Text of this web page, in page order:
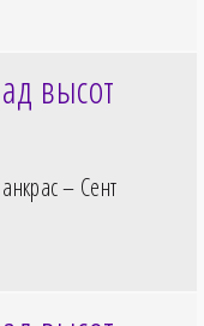
высот
– Сент